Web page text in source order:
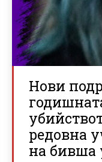
Нови
редовна
на бивша